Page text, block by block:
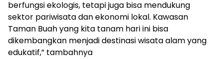
berfungsi ekologis, tetapi juga bisa mendukung
sektor pariwisata dan ekonomi lokal. Kawasan
Taman Buah yang kita tanam hari ini bisa
dikembangkan menjadi destinasi wisata alam yang
edukatif,” tambahnya